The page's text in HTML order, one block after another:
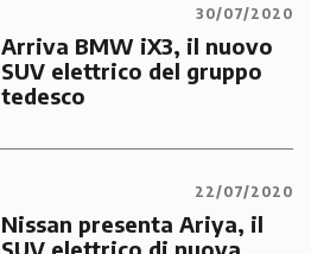
30/07/2020
Arriva BMW iX3, il nuovo
SUV elettrico del gruppo
tedesco
22/07/2020
Nissan presenta Ariya, il
SUV elettrico di nuova